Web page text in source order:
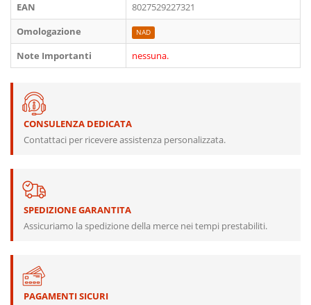
EAN
8027529227321
Omologazione
NAD
Note Importanti nessuna.
CONSULENZA DEDICATA
Contattaci per ricevere assistenza personalizzata.
SPEDIZIONE GARANTITA
Assicuriamo la spedizione della merce nei tempi prestabiliti.
PAGAMENTI SICURI